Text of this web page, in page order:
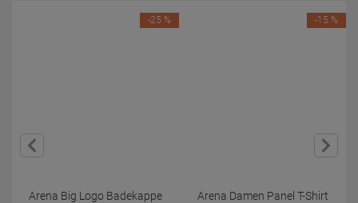
Arena Big Logo Badekappe
-25 %
Arena Damen Panel T-Shirt
-15 %